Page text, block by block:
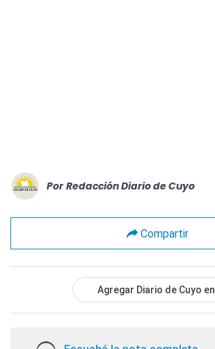
Por Redacción Diario de Cuyo
Compartir
Agregar Diario de Cuyo en